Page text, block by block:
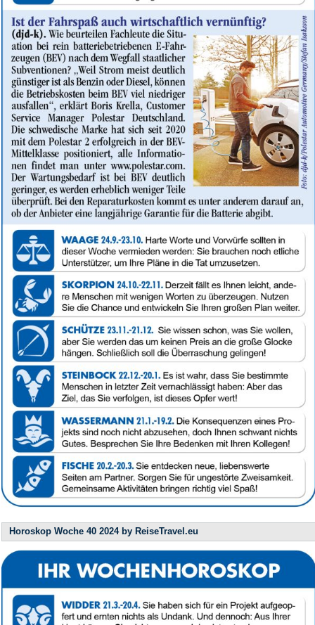
Horoskop Woche 40 2024 by ReiseTravel.eu